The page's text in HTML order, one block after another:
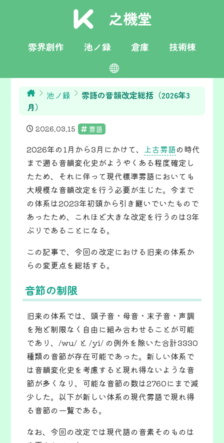
之機堂
雰界創作 池ノ録 倉庫 技術棟
栄言
toki pona
English
池ノ録
雰語の音韻改定総括（2026年3
月）
2026.03.15 雰語
2026年の1月から3月にかけて、 上古雰語の時代
まで遡る音韻変化史がようやくある程度確定し
たため、それに伴って現代標準雰語においても
大規模な音韻改定を行う必要が生じた。今まで
の体系は2023年初頭から引き継いでいたもので
あったため、これほど大きな改定を行うのは3年
ぶりであることになる。
この記事で、今回の改定における旧来の体系か
らの変更点を総括する。
音節の制限
旧来の体系では、頭子音・母音・末子音・声調
を殆ど制限なく自由に組み合わせることが可能
であり、/wu/ と /yi/ の例外を除いた合計3330
種類の音節が存在可能であった。新しい体系で
は音韻変化史を考慮すると現れ得ないような音
節が多くなり、可能な音節の数は2760にまで減
少した。以下が新しい体系の現代雰語で現れ得
る音節の一覧である。
なお、今回の改定では現代語の音素そのものは